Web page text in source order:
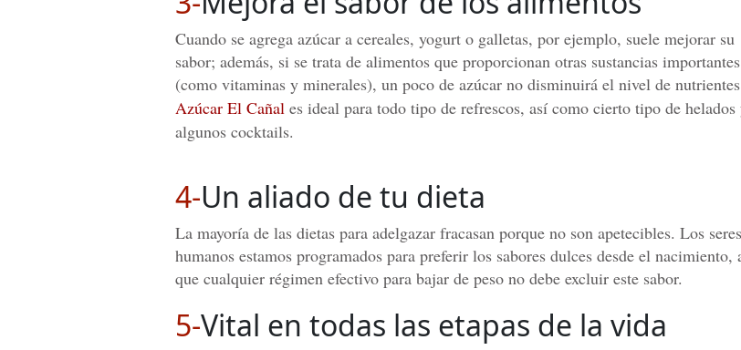
Cuando se agrega azúcar a cereales, yogurt o galletas, por ejemplo, suele mejorar su
sabor; además, si se trata de alimentos que proporcionan otras sustancias importantes
(como vitaminas y minerales), un poco de azúcar no disminuirá el nivel de
Azúcar El Cañal es ideal para todo tipo de refrescos, así como cierto tipo de helados
algunos cocktails.
4-Un aliado de tu dieta
La mayoría de las dietas para adelgazar fracasan porque no son apetecibles. Los seres
humanos estamos programados para preferir los sabores dulces desde el nacimiento,
que cualquier régimen efectivo para bajar de peso no debe excluir este sabor.
5-Vital en todas las etapas de la vida